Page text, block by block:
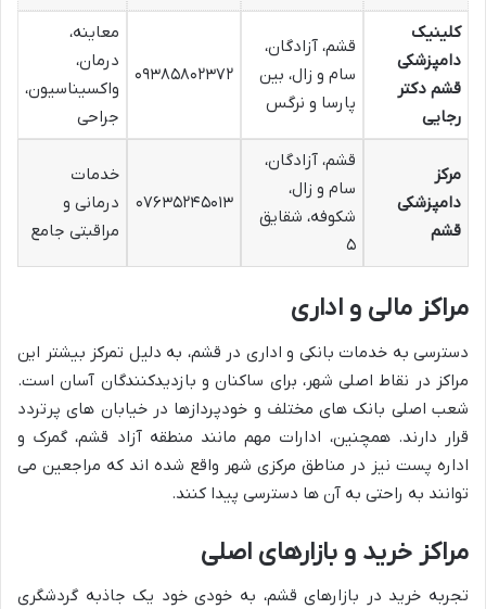
کلینیک
دامپزشکی
قشم دکتر
رجایی
قشم، آزادگان،
سام و زال، بین
پارسا و نرگس
۰۹۳۸۵۸۰۲۳۷۲
معاینه،
درمان،
واکسیناسیون،
جراحی
مرکز
دامپزشکی
قشم
قشم، آزادگان،
سام و زال،
شکوفه، شقایق
۵
۰۷۶۳۵۲۴۵۰۱۳
خدمات
درمانی و
مراقبتی جامع
مراکز مالی و اداری
دسترسی به خدمات بانکی و اداری در قشم، به دلیل تمرکز بیشتر این
مراکز در نقاط اصلی شهر، برای ساکنان و بازدیدکنندگان آسان است.
شعب اصلی بانک های مختلف و خودپردازها در خیابان های پرتردد
قرار دارند. همچنین، ادارات مهم مانند منطقه آزاد قشم، گمرک و
اداره پست نیز در مناطق مرکزی شهر واقع شده اند که مراجعین می
توانند به راحتی به آن ها دسترسی پیدا کنند.
مراکز خرید و بازارهای اصلی
تجربه خرید در بازارهای قشم، به خودی خود یک جاذبه گردشگری